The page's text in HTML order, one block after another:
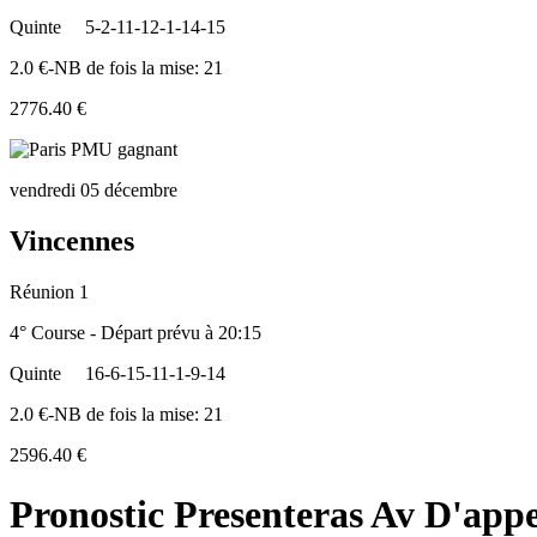
Quinte
5-2-11-12-1-14-15
2.0 €-NB de fois la mise: 21
2776.40 €
vendredi 05 décembre
Vincennes
Réunion 1
4° Course - Départ prévu à 20:15
Quinte
16-6-15-11-1-9-14
2.0 €-NB de fois la mise: 21
2596.40 €
Pronostic Presenteras Av